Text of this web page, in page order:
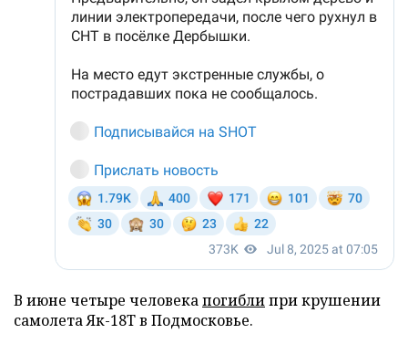
В июне четыре человекапогиблипри крушении
самолета Як-18Т в Подмосковье.